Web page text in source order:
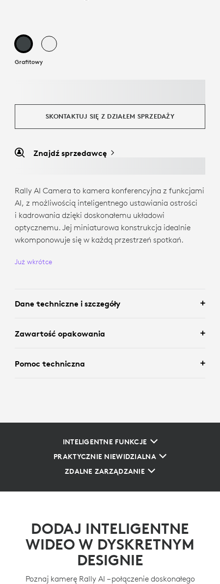
Grafitowy
SKONTAKTUJ SIĘ Z DZIAŁEM SPRZEDAŻY
Znajdź sprzedawcę
Rally AI Camera to kamera konferencyjna z funkcjami
AI, z możliwością inteligentnego ustawiania ostrości
i kadrowania dzięki doskonałemu układowi
optycznemu. Jej miniaturowa konstrukcja idealnie
wkomponowuje się w każdą przestrzeń spotkań.
Już wkrótce
Dane techniczne i szczegóły
Zawartość opakowania
Pomoc techniczna
INTELIGENTNE FUNKCJE
PRAKTYCZNIE NIEWIDZIALNA
ZDALNE ZARZĄDZANIE
DODAJ INTELIGENTNE
WIDEO W DYSKRETNYM
DESIGNIE
Poznaj kamerę Rally AI – połączenie doskonałego